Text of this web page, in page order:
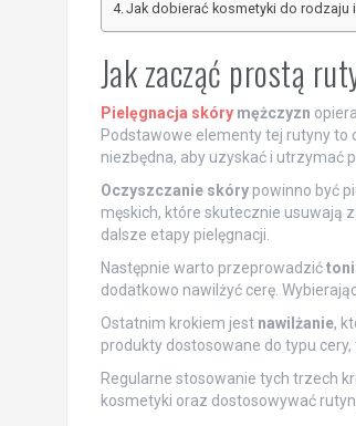
Jak dobierać kosmetyki do rodzaju
Jak zacząć prostą
Pielęgnacja skórymężczyzn
Podstawowe elementy tej rutyny to
niezbędna, aby uzyskać i utrzymać
Oczyszczanie skórypowinno być
męskich, które skutecznie usuwają
dalsze etapy pielęgnacji.
Następnie warto przeprowadzić
dodatkowo nawilżyć cerę.
Ostatnim krokiem jest nawilżanie,
produkty dostosowane do typu
Regularne stosowanie tych trzech
kosmetyki oraz dostosowywać